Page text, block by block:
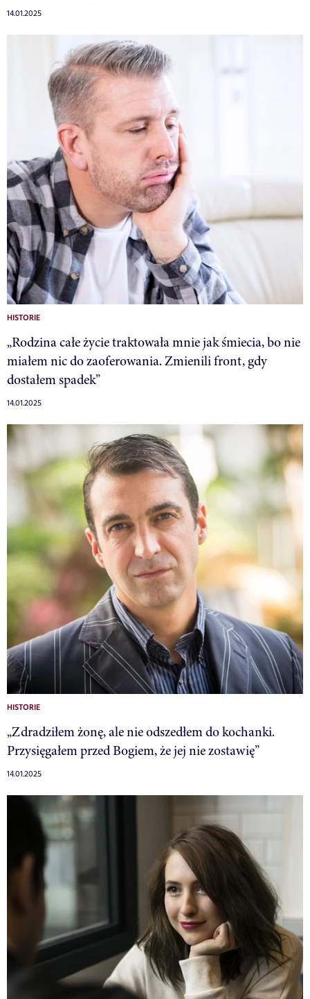
14.01.2025
HISTORIE
„Rodzina całe życie traktowała mnie jak śmiecia, bo nie
miałem nic do zaoferowania. Zmienili front, gdy
dostałem spadek”
14.01.2025
HISTORIE
„Zdradziłem żonę, ale nie odszedłem do kochanki.
Przysięgałem przed Bogiem, że jej nie zostawię”
14.01.2025